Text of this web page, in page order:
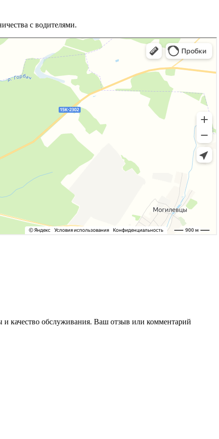
с водителями.
и качество обслуживания. Ваш отзыв или комментарий